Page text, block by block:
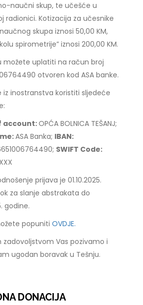
naučni skup, te učešće u
radionici. Kotizacija za učesnike
skupa iznosi 50,00 KM,
spirometrije” iznosi 200,00 KM.
možete uplatiti na račun broj
otvoren kod ASA banke.
iz inostranstva koristiti sljedeće
account:OPĆA BOLNICA TEŠANJ;
ASA Banka; IBAN:
SWIFT Code:
prijava je 01.10.2025.
za slanje abstrakata do
godine.
popunitiOVDJE.
zadovoljstvom Vas pozivamo i
ugodan boravak u Tešnju.
DONACIJA